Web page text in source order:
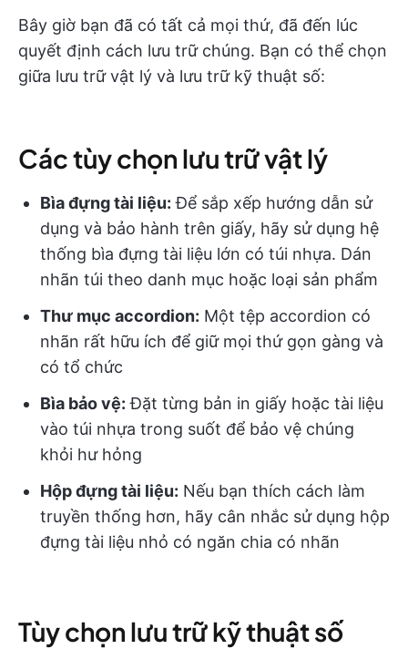
Bây giờ bạn đã có tất cả mọi thứ, đã đến lúc
quyết định cách lưu trữ chúng. Bạn có thể chọn
giữa lưu trữ vật lý và lưu trữ kỹ thuật số:
Các tùy chọn lưu trữ vật lý
Bìa đựng tài liệu: Để sắp xếp hướng dẫn sử
dụng và bảo hành trên giấy, hãy sử dụng hệ
thống bìa đựng tài liệu lớn có túi nhựa. Dán
nhãn túi theo danh mục hoặc loại sản phẩm
Thư mục accordion: Một tệp accordion có
nhãn rất hữu ích để giữ mọi thứ gọn gàng và
có tổ chức
Bìa bảo vệ: Đặt từng bản in giấy hoặc tài liệu
vào túi nhựa trong suốt để bảo vệ chúng
khỏi hư hỏng
Hộp đựng tài liệu: Nếu bạn thích cách làm
truyền thống hơn, hãy cân nhắc sử dụng hộp
đựng tài liệu nhỏ có ngăn chia có nhãn
Tùy chọn lưu trữ kỹ thuật số